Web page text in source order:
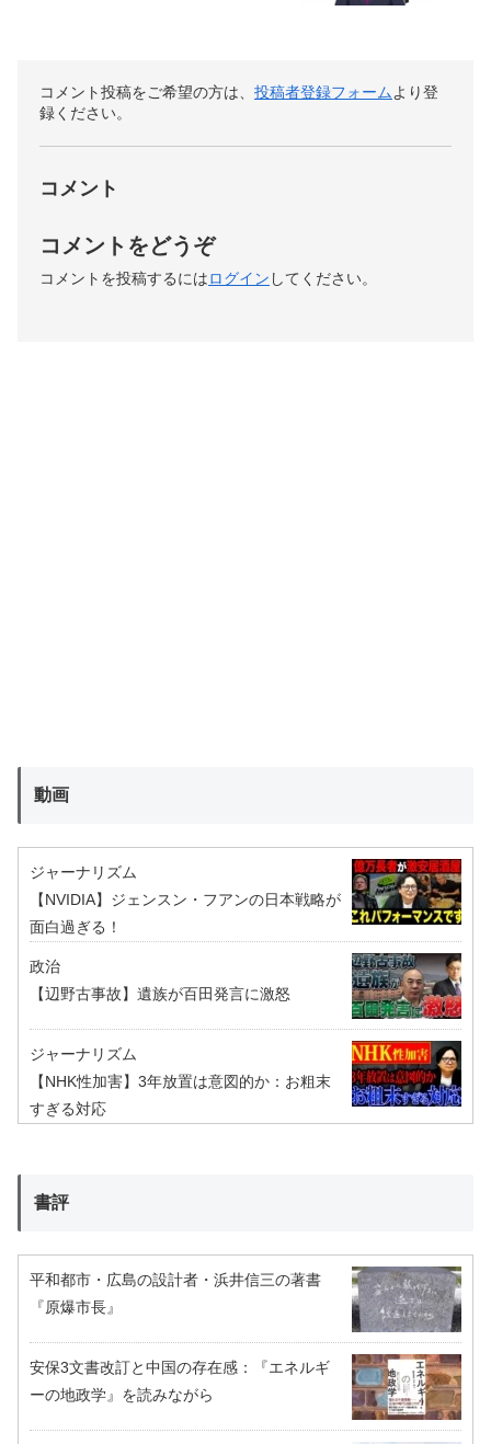
コメント投稿をご希望の方は、 投稿者登録フォーム より登
録ください。
コメント
コメントをどうぞ
コメントを投稿するにはログイン してください。
動画
ジャーナリズム
【NVIDIA】ジェンスン・フアンの日本戦略が
面白過ぎる！
政治
【辺野古事故】遺族が百田発言に激怒
ジャーナリズム
【NHK性加害】3年放置は意図的か：お粗末
すぎる対応
書評
平和都市・広島の設計者・浜井信三の著書
『原爆市長』
安保3文書改訂と中国の存在感：『エネルギ
ーの地政学』を読みながら